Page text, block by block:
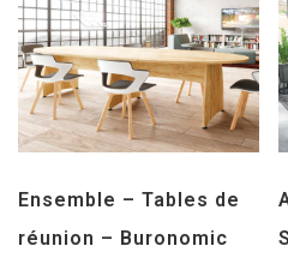
Ensemble – Tables de
réunion – Buronomic